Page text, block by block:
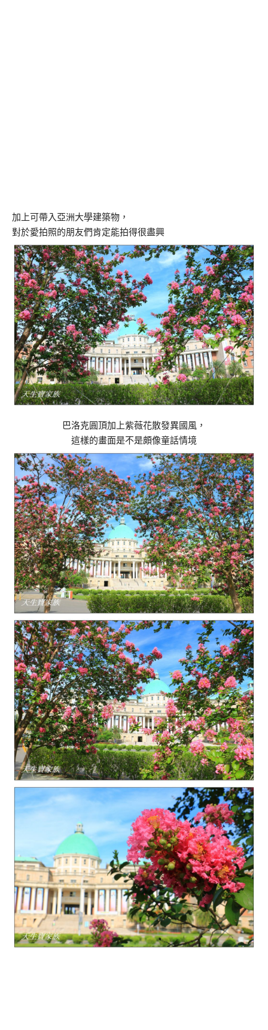
加上可帶入亞洲大學建築物，
對於愛拍照的朋友們肯定能拍得很盡興
巴洛克圓頂加上紫薇花散發異國風，
這樣的畫面是不是頗像童話情境